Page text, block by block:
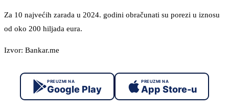
Za 10 najvećih zarada u 2024. godini obračunati su porezi u iznosu
od oko 200 hiljada eura.
Izvor: Bankar.me
PREUZMI NA
Google Play
PREUZMI NA
App Store-u